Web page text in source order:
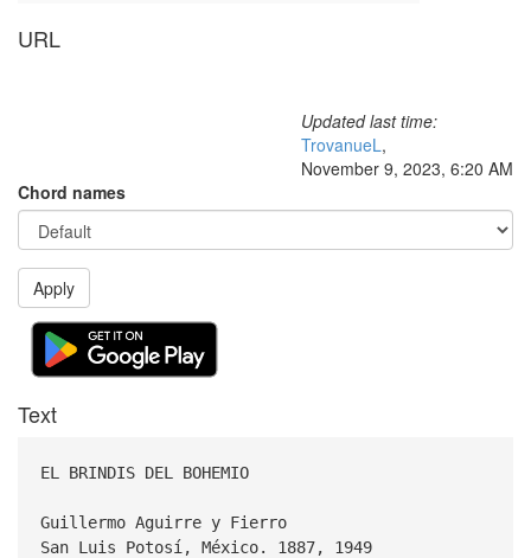
URL
Updated last time:
TrovanueL,
November 9, 2023, 6:20 AM
Chord names
Apply
Text
EL BRINDIS DEL BOHEMIO
Guillermo Aguirre y Fierro
San Luis Potosí, México. 1887, 1949